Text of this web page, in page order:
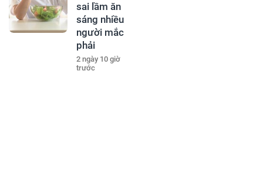
sai lầm ăn
sáng nhiều
người mắc
phải
2 ngày 10 giờ
trước